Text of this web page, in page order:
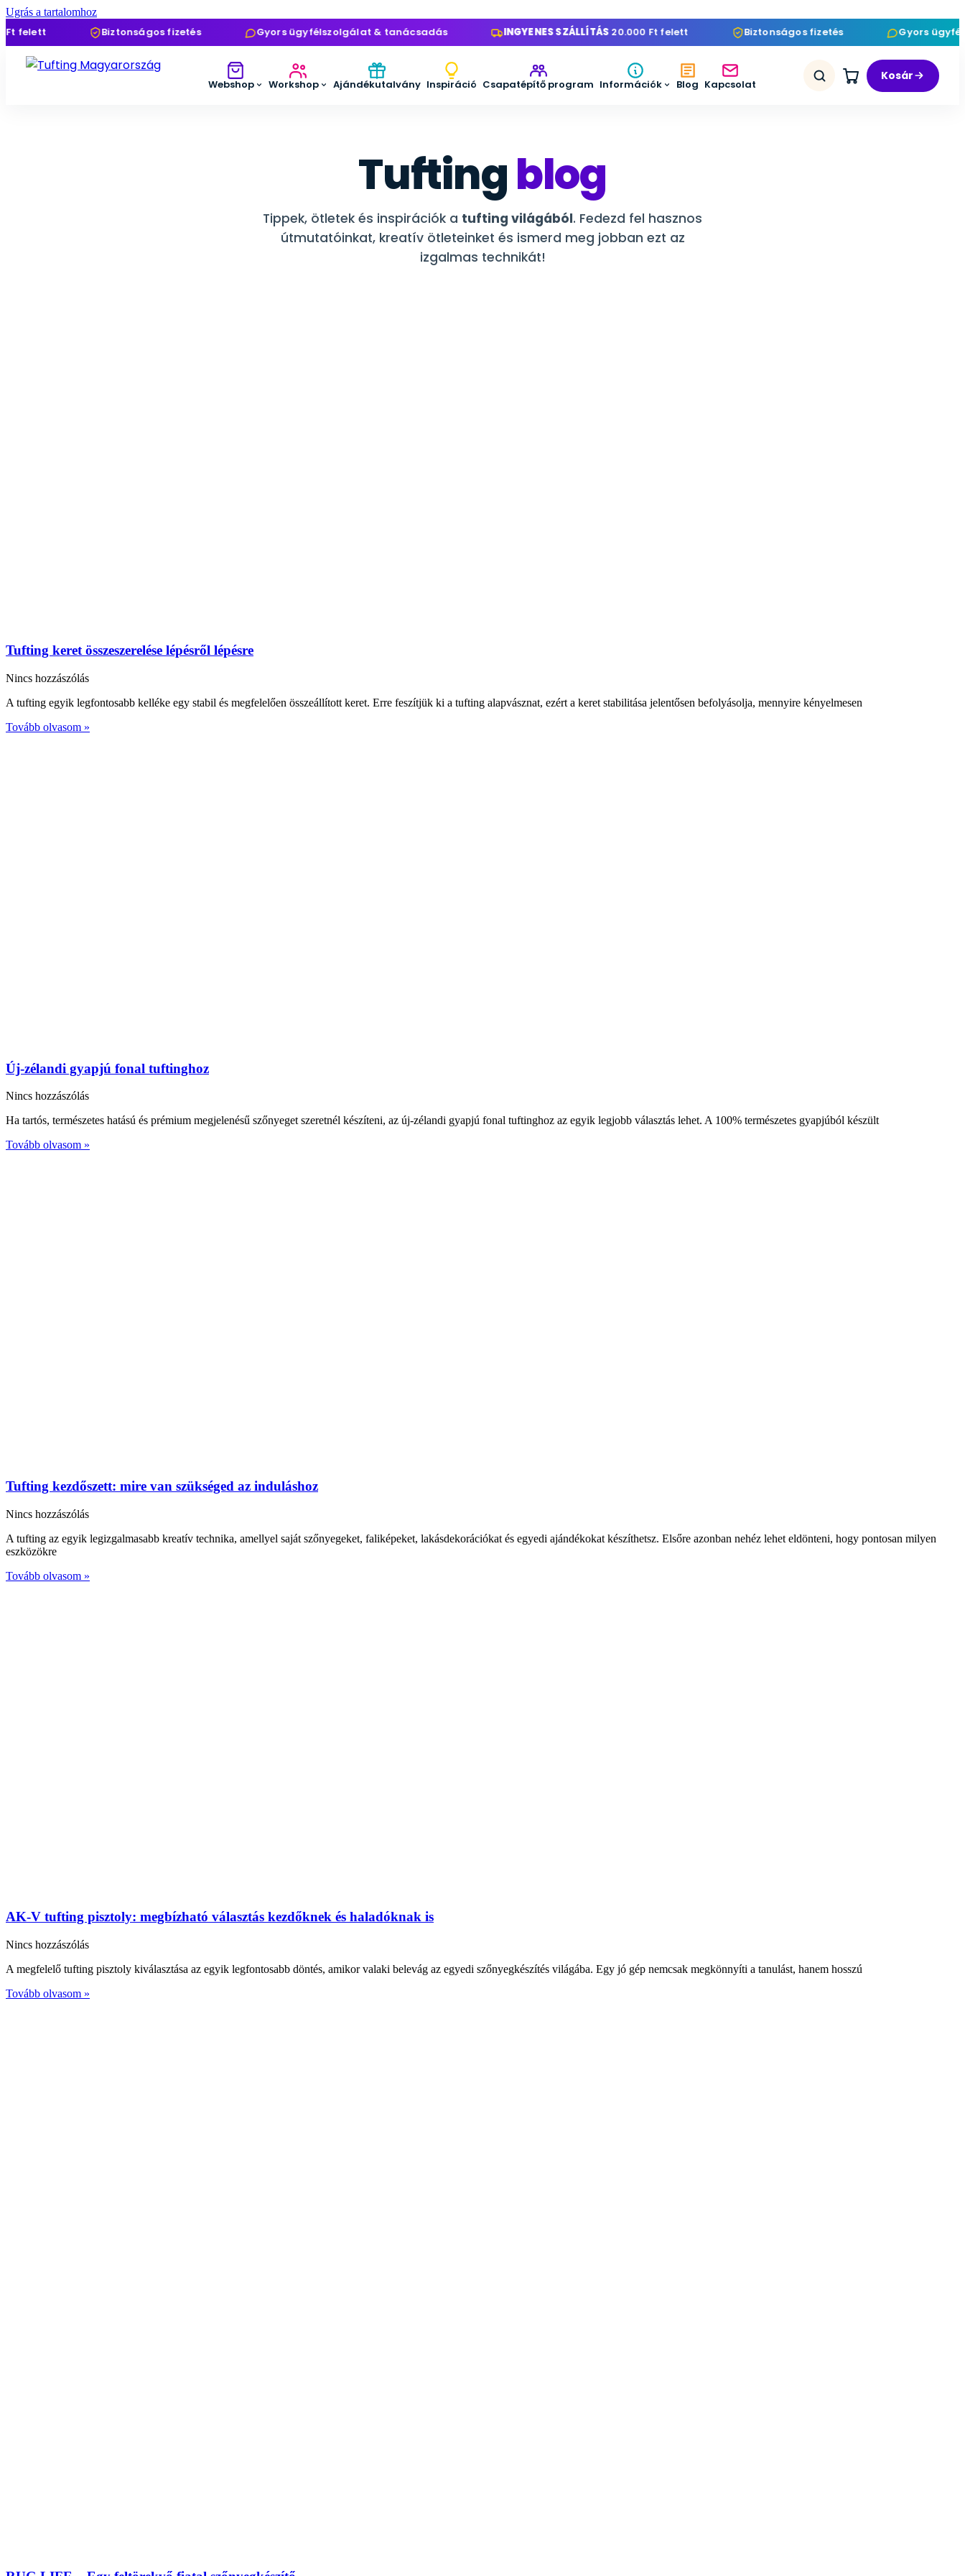
Ugrás a tartalomhoz
Biztonságos fizetés Gyors ügyfélszolgálat & tanácsadás INGYENES SZÁLLÍTÁS20.000 Ft felett Biztonságos fizetés Gyors
Webshop Workshop Ajándékutalvány Inspiráció Csapatépítő program Információk Blog Kapcsolat
Kosár
Tuftingblog
Tippek, ötletek és inspirációk a tufting világából. Fedezd fel hasznos
útmutatóinkat, kreatív ötleteinket és ismerd meg jobban ezt az
izgalmas technikát!
Tufting keret összeszerelése lépésről lépésre
Nincs hozzászólás
A tufting egyik legfontosabb kelléke egy stabil és megfelelően összeállított keret. Erre feszítjük ki a tufting alapvásznat, ezért a keret stabilitása jelentősen befolyásolja, mennyire kényelmesen
Tovább olvasom »
Új-zélandi gyapjú fonal tuftinghoz
Nincs hozzászólás
Ha tartós, természetes hatású és prémium megjelenésű szőnyeget szeretnél készíteni, az új-zélandi gyapjú fonal tuftinghoz az egyik legjobb választás lehet. A 100% természetes gyapjúból készült
Tovább olvasom »
Tufting kezdőszett: mire van szükséged az induláshoz
Nincs hozzászólás
A tufting az egyik legizgalmasabb kreatív technika, amellyel saját szőnyegeket, faliképeket, lakásdekorációkat és egyedi ajándékokat készíthetsz. Elsőre azonban nehéz lehet eldönteni, hogy pontosan milyen
eszközökre
Tovább olvasom »
AK-V tufting pisztoly: megbízható választás kezdőknek és haladóknak is
Nincs hozzászólás
A megfelelő tufting pisztoly kiválasztása az egyik legfontosabb döntés, amikor valaki belevág az egyedi szőnyegkészítés világába. Egy jó gép nemcsak megkönnyíti a tanulást, hanem hosszú
Tovább olvasom »